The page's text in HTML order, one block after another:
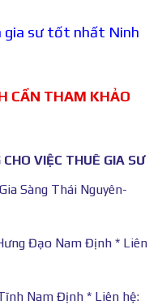
gia sư tốt nhất Ninh
CẦN THAM KHẢO
VIỆC THUÊ GIA SƯ
Sàng Thái Nguyên-
Đạo Nam Định * Liên
Nam Định * Liên hệ: